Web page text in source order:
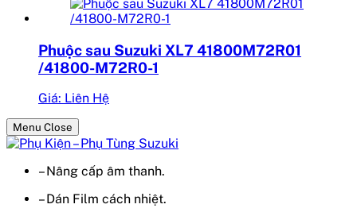
Phuộc sau Suzuki XL7 41800M72R01
/41800-M72R0-1
Giá: Liên Hệ
Menu Close
– Nâng cấp âm thanh.
– Dán Film cách nhiệt.